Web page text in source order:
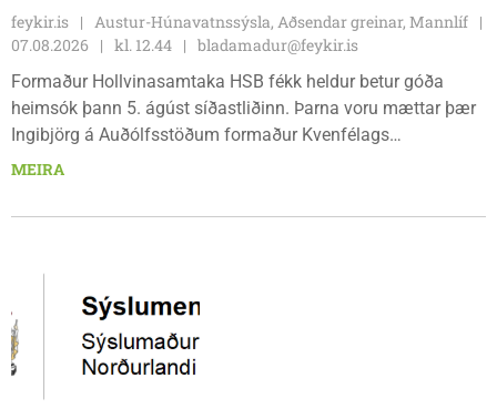
feykir.is
Austur-Húnavatnssýsla, Aðsendar greinar, Mannlíf
07.08.2026
kl. 12.44
bladamadur@feykir.is
Formaður Hollvinasamtaka HSB fékk heldur betur góða
heimsók þann 5. ágúst síðastliðinn. Þarna voru mættar þær
Ingibjörg á Auðólfsstöðum formaður Kvenfélags
Bólstaðarhlíðarhrepps og Guðrún á Auðkúlu formaður
gjafabréf að upphæð kr: 737.800 upp í kaup á
MEIRA